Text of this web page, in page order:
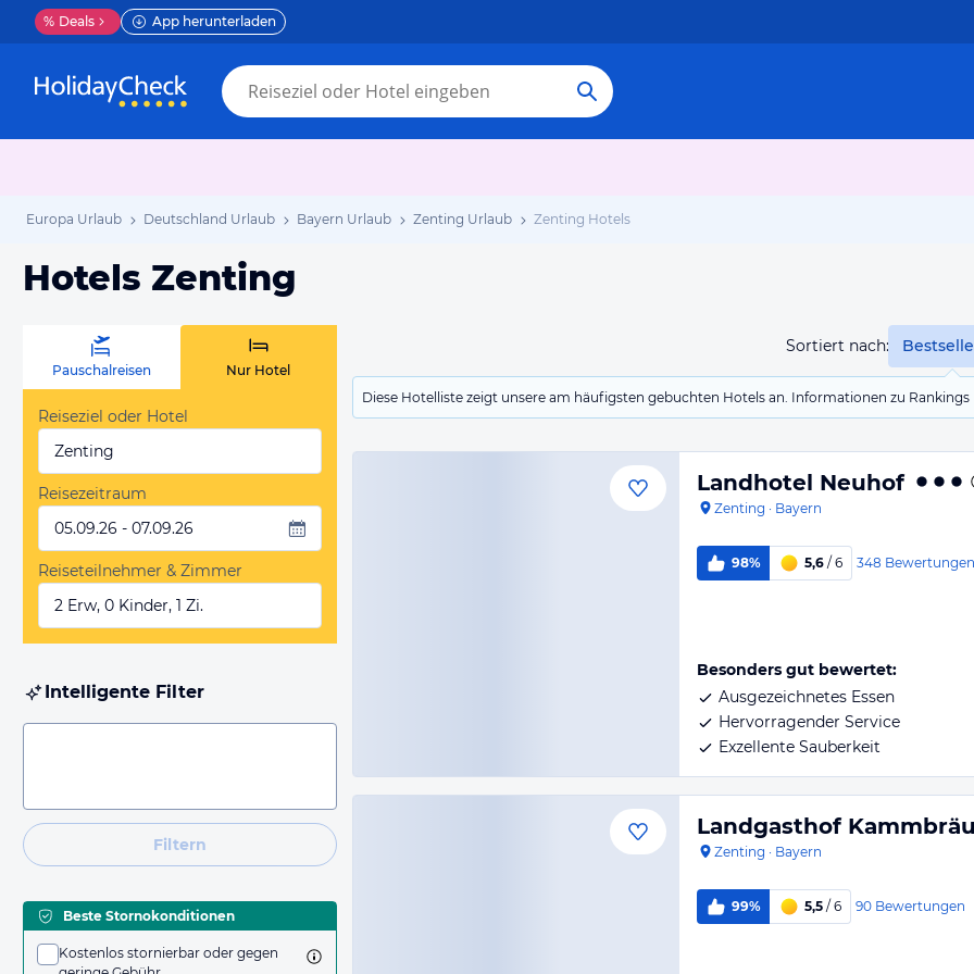
% Deals App herunterladen
Europa Urlaub Deutschland Urlaub Bayern Urlaub Zenting Urlaub Zenting Hotels
Hotels Zenting
Sortiert nach:
Diese Hotelliste zeigt unsere am häufigsten gebuchten Hotels an. Informationen zu
Pauschalreisen Nur Hotel
Reiseziel oder Hotel
Zenting
Reisezeitraum
05.09.26 - 07.09.26
Reiseteilnehmer & Zimmer
2 Erw, 0 Kinder, 1 Zi.
Intelligente Filter
Filtern
Beste Stornokonditionen
Kostenlos stornierbar oder gegen
Landhotel Neuhof
Zenting · Bayern
98% 5,6 / 6 348 Bewertungen
Besonders gut bewertet:
Ausgezeichnetes Essen
Hervorragender Service
Exzellente Sauberkeit
Landgasthof
Zenting · Bayern
99% 5,5 / 6 90 Bewertungen